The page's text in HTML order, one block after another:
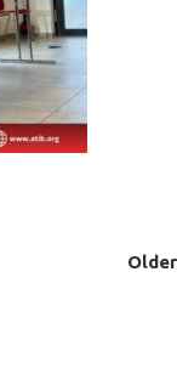
Older